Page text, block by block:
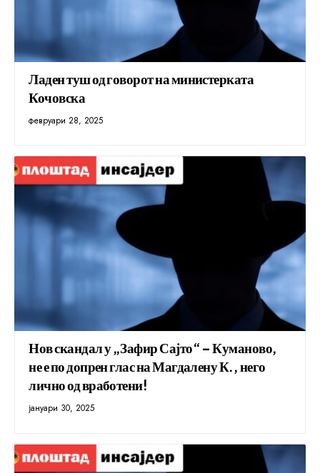
Ладен туш од говорот на министерката
Кочовска
февруари 28, 2025
Нов скандал у „Зафир Сајто“ – Куманово,
не е по допрен глас на Магдалену К., него
лично од вработени!
јануари 30, 2025